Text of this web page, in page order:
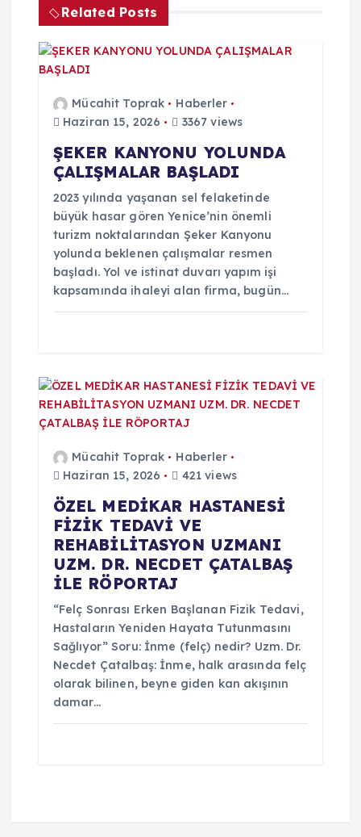
m
Related Posts
Mücahit Toprak
Haberler
Haziran 15, 2026
3367 views
ŞEKER KANYONU YOLUNDA
ÇALIŞMALAR BAŞLADI
2023 yılında yaşanan sel felaketinde
büyük hasar gören Yenice’nin önemli
turizm noktalarından Şeker Kanyonu
yolunda beklenen çalışmalar resmen
başladı. Yol ve istinat duvarı yapım işi
kapsamında ihaleyi alan firma, bugün…
Mücahit Toprak
Haberler
Haziran 15, 2026
421 views
ÖZEL MEDİKAR HASTANESİ
FİZİK TEDAVİ VE
REHABİLİTASYON UZMANI
UZM. DR. NECDET ÇATALBAŞ
İLE RÖPORTAJ
“Felç Sonrası Erken Başlanan Fizik Tedavi,
Hastaların Yeniden Hayata Tutunmasını
Sağlıyor” Soru: İnme (felç) nedir? Uzm. Dr.
Necdet Çatalbaş: İnme, halk arasında felç
olarak bilinen, beyne giden kan akışının
damar…